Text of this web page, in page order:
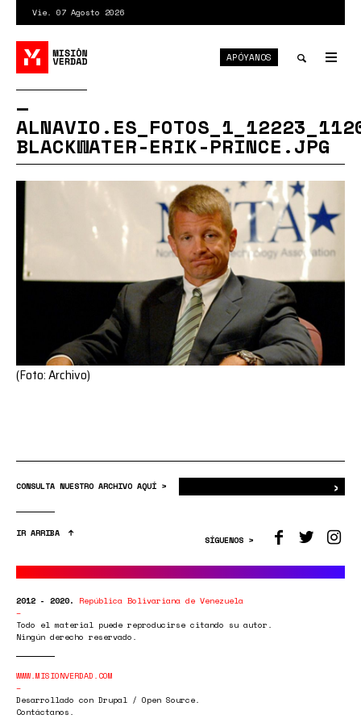
contenido
principal
Vie. 07 Agosto 2026
search
APÓYANOS
BLACKWATER-ERIK-PRINCE.JPG
(Foto: Archivo)
CONSULTA NUESTRO ARCHIVO AQUÍ > ›
IR ARRIBA
SÍGUENOS >
2012 - 2020. República Bolivariana de Venezuela
Todo el material puede reproducirse citando su autor.
Ningún derecho reservado.
WWW.MISIONVERDAD.COM
Desarrollado con Drupal / Open Source.
Contáctanos.